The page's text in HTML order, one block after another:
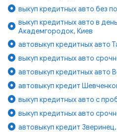
выкуп кредитных авто без
выкуп кредитных авто в
Академгородок, Киев
автовыкуп кредитных авто
выкуп кредитных авто
автовыкуп кредитных авто
автовыкуп кредит
выкуп кредитных авто с
выкуп кредитных авто
автовыкуп кредит